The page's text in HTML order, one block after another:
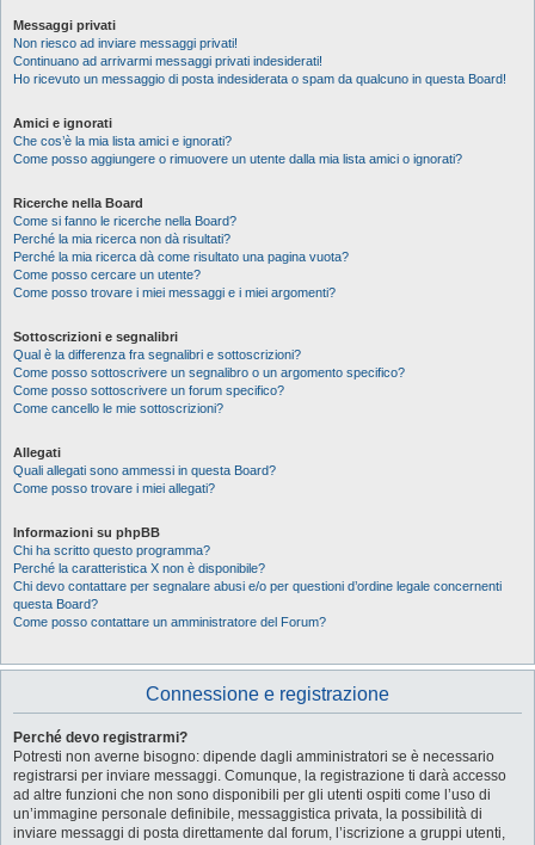
Messaggi privati
Non riesco ad inviare messaggi privati!
Continuano ad arrivarmi messaggi privati indesiderati!
Ho ricevuto un messaggio di posta indesiderata o spam da qualcuno in questa Board!
Amici e ignorati
Che cos’è la mia lista amici e ignorati?
Come posso aggiungere o rimuovere un utente dalla mia lista amici o ignorati?
Ricerche nella Board
Come si fanno le ricerche nella Board?
Perché la mia ricerca non dà risultati?
Perché la mia ricerca dà come risultato una pagina vuota?
Come posso cercare un utente?
Come posso trovare i miei messaggi e i miei argomenti?
Sottoscrizioni e segnalibri
Qual è la differenza fra segnalibri e sottoscrizioni?
Come posso sottoscrivere un segnalibro o un argomento specifico?
Come posso sottoscrivere un forum specifico?
Come cancello le mie sottoscrizioni?
Allegati
Quali allegati sono ammessi in questa Board?
Come posso trovare i miei allegati?
Informazioni su phpBB
Chi ha scritto questo programma?
Perché la caratteristica X non è disponibile?
Chi devo contattare per segnalare abusi e/o per questioni d’ordine legale concernenti
questa Board?
Come posso contattare un amministratore del Forum?
Connessione e registrazione
Perché devo registrarmi?
Potresti non averne bisogno: dipende dagli amministratori se è necessario
registrarsi per inviare messaggi. Comunque, la registrazione ti darà accesso
ad altre funzioni che non sono disponibili per gli utenti ospiti come l’uso di
un’immagine personale definibile, messaggistica privata, la possibilità di
inviare messaggi di posta direttamente dal forum, l’iscrizione a gruppi utenti,